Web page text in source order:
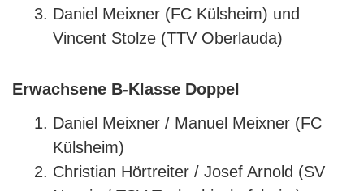
Daniel Meixner (FC Külsheim) und
Vincent Stolze (TTV Oberlauda)
Erwachsene B-Klasse Doppel
Daniel Meixner / Manuel Meixner (FC
Külsheim)
Christian Hörtreiter / Josef Arnold (SV